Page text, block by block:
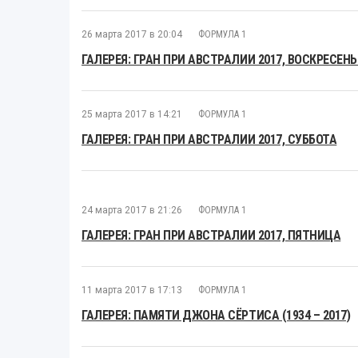
26 марта 2017 в 20:04 ФОРМУЛА 1
ГАЛЕРЕЯ: ГРАН ПРИ АВСТРАЛИИ 2017,
25 марта 2017 в 14:21 ФОРМУЛА 1
ГАЛЕРЕЯ: ГРАН ПРИ АВСТРАЛИИ 2017, СУББОТА
24 марта 2017 в 21:26 ФОРМУЛА 1
ГАЛЕРЕЯ: ГРАН ПРИ АВСТРАЛИИ 2017, ПЯТНИЦА
11 марта 2017 в 17:13 ФОРМУЛА 1
ГАЛЕРЕЯ: ПАМЯТИ ДЖОНА СЁРТИСА (1934 – 2017)